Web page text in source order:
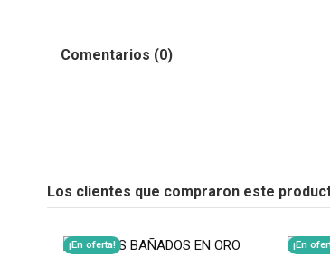
Comentarios (0)
Los clientes que compraron este
¡En oferta! ¡En